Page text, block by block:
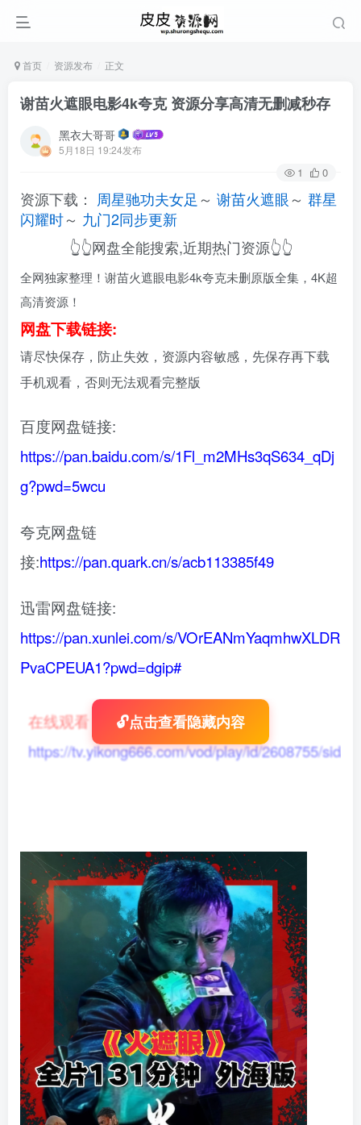
首页 资源发布 正文
谢苗火遮眼电影4k夸克 资源分享高清无删减秒存
黑衣大哥哥
5月18日 19:24发布
1 0
资源下载： 周星驰功夫女足 ～ 谢苗火遮眼～ 群星
闪耀时～ 九门2同步更新
👆👆网盘全能搜索,近期热门资源👆👆
全网独家整理！谢苗火遮眼电影4k夸克未删原版全集，4K超
高清资源！
网盘下载链接:
请尽快保存，防止失效，资源内容敏感，先保存再下载
手机观看，否则无法观看完整版
百度网盘链接:
https://pan.baidu.com/s/1Fl_m2MHs3qS634_qDj
g?pwd=5wcu
夸克网盘链
接:https://pan.quark.cn/s/acb113385f49
迅雷网盘链接:
https://pan.xunlei.com/s/VOrEANmYaqmhwXLDR
PvaCPEUA1?pwd=dgip#
在线观看
https://tv.yikong666.com/vod/play/id/2608755/sid/
🔓点击查看隐藏内容